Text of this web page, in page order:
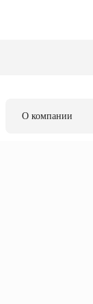
О компании